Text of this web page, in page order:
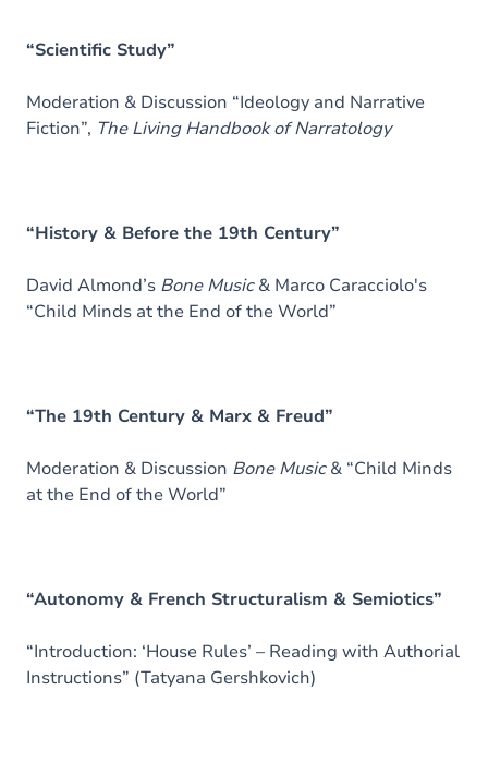
“Scientific Study”
Moderation & Discussion “Ideology and Narrative
Fiction”, The Living Handbook of Narratology
“History & Before the 19th Century”
David Almond’s Bone Music& Marco Caracciolo's
“Child Minds at the End of the World”
“The 19th Century & Marx & Freud”
Moderation & Discussion Bone Music& “Child Minds
at the End of the World”
“Autonomy & French Structuralism & Semiotics”
“Introduction: ‘House Rules’ – Reading with Authorial
Instructions” (Tatyana Gershkovich)